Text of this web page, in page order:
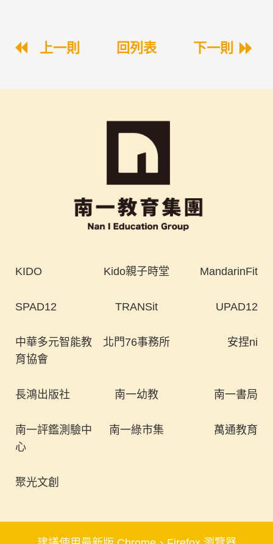
上一則 回列表 下一則
KIDO Kido親子時堂 MandarinFit
SPAD12 TRANSit UPAD12
中華多元智能教
育協會
北門76事務所 安捏ni
長鴻出版社 南一幼教 南一書局
南一評鑑測驗中
心
南一綠市集 萬通教育
聚光文創